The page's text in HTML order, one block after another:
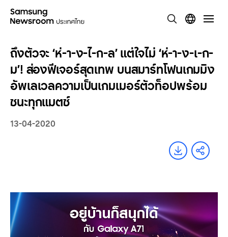
ถึงตัวจะ ‘ห่-า-ง-ไ-ก-ล’ แต่ใจไม่ ‘ห่-า-ง-เ-ก-
ม’! ส่องฟีเจอร์สุดเทพ บนสมาร์ทโฟนเกมมิง
อัพเลเวลความเป็นเกมเมอร์ตัวท็อปพร้อม
ชนะทุกแมตช์
13-04-2020